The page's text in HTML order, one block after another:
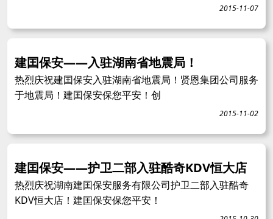
2015-11-07
建囯保安——入驻湖南省地震局！
热烈庆祝建囯保安入驻湖南省地震局！贤恩集团公司服务
于地震局！建囯保安保您平安！创
2015-11-02
建囯保安——护卫二部入驻酷奇KDV恒大店
热烈庆祝湖南建囯保安服务有限公司护卫二部入驻酷奇
KDV恒大店！建囯保安保您平安！